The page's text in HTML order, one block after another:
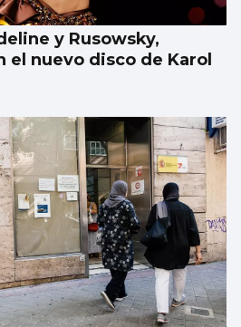
y Rusowsky,
el nuevo disco de Karol